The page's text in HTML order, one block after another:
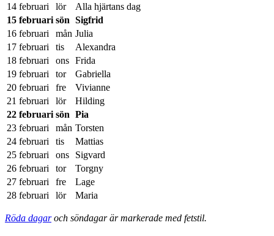
14 februari
lör
Alla hjärtans dag
15 februari sön Sigfrid
16 februari
mån Julia
17 februari
tis
Alexandra
18 februari
ons Frida
19 februari
tor
Gabriella
20 februari
fre
Vivianne
21 februari
lör
Hilding
22 februari sön Pia
23 februari
mån Torsten
24 februari
tis
Mattias
25 februari
ons
Sigvard
26 februari
tor
Torgny
27 februari
fre
Lage
28 februari
lör Maria
Röda dagaroch söndagar är markerade med fetstil.